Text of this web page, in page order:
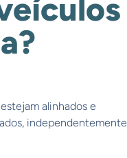
alinhados e
independentemente